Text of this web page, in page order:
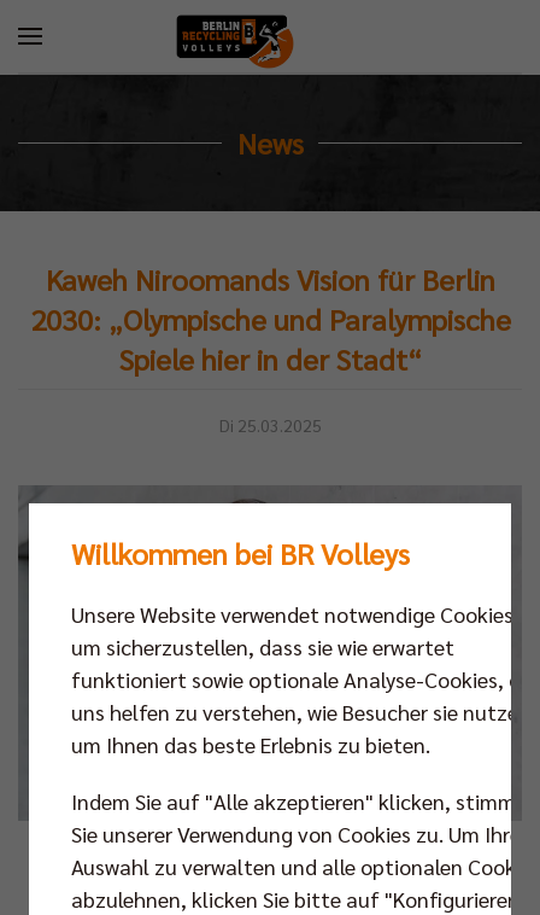
News
Kaweh Niroomands Vision für Berlin
2030: „Olympische und Paralympische
Spiele hier in der Stadt“
Di 25.03.2025
Foto: Andreas Gora
Willkommen bei BR Volleys
Unsere Website verwendet notwendige Cookies,
um sicherzustellen, dass sie wie erwartet
funktioniert sowie optionale Analyse-Cookies, die
uns helfen zu verstehen, wie Besucher sie nutzen,
um Ihnen das beste Erlebnis zu bieten.
Indem Sie auf "Alle akzeptieren" klicken, stimmen
Sie unserer Verwendung von Cookies zu. Um Ihre
Auswahl zu verwalten und alle optionalen Cookies
abzulehnen, klicken Sie bitte auf "Konfigurieren".